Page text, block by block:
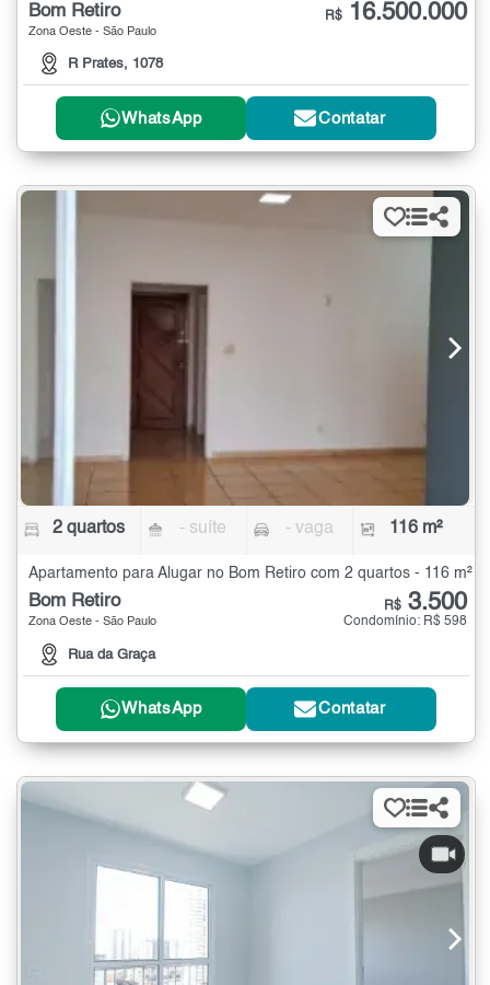
Bom Retiro
Zona Oeste - São Paulo
R Prates, 1078
R$ 16.500.000
WhatsApp Contatar
2 quartos - suíte - vaga 116 m²
Apartamento para Alugar no Bom Retiro com 2 quartos - 116 m²
Bom Retiro
Zona Oeste - São Paulo
Rua da Graça
R$ 3.500
Condomínio: R$ 598
WhatsApp Contatar